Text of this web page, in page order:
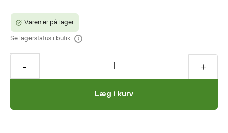
Varen er på lager
Se lagerstatus i butik
Læg i kurv